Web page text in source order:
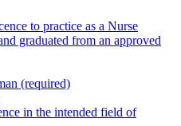
to practice as a Nurse
graduated from an approved
(required)
in the intended field of